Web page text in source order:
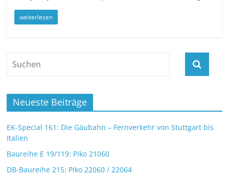
weiterlesen
Neueste Beiträge
EK-Special 161: Die Gäubahn – Fernverkehr von Stuttgart bis
Italien
Baureihe E 19/119: Piko 21060
DB-Baureihe 215: Piko 22060 / 22064